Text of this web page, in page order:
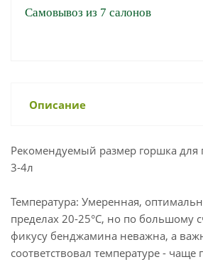
Самовывоз из 7 салонов
Описание
Рекомендуемый размер горшка для
3-4л
Температура: Умеренная,
пределах 20-25°С, но по большому
фикусу бенджамина неважна, а
соответствовал температуре - чаще